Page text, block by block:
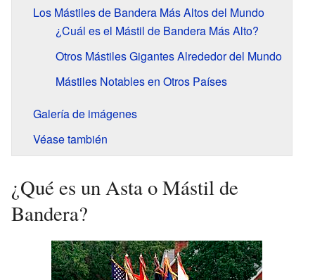
Los Mástiles de Bandera Más Altos del Mundo
¿Cuál es el Mástil de Bandera Más Alto?
Otros Mástiles Gigantes Alrededor del Mundo
Mástiles Notables en Otros Países
Galería de imágenes
Véase también
¿Qué es un Asta o Mástil de
Bandera?